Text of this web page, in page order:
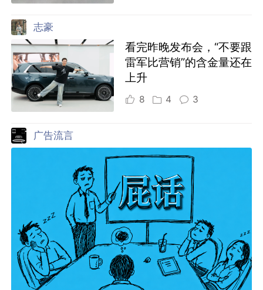
志豪
看完昨晚发布会，“不要跟
雷军比营销”的含金量还在
上升
8 4 3
广告流言